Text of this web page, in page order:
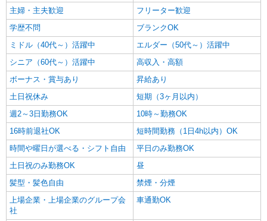
愛知県岡崎市大西2-16-1
詳細を見る
パート
ツクイ岡崎むつな（デイサービス）
デイサービス 調理スタッフ（ミールケアクル
時給1,140円〜1,477円 ★土日祝日は時給100円
アップ！ ※給与幅は資格・経験等による
愛知県岡崎市六名3-2-7
キープ
アルバイト パート
すき家 248号岡崎岩津店
主婦・主夫歓迎
フリーター歓迎
学歴不問
ブランクOK
ミドル（40代～）活躍中
エルダー（50代～）活躍中
シニア（60代～）活躍中
高収入・高額
ボーナス・賞与あり
昇給あり
土日祝休み
短期（3ヶ月以内）
週2～3日勤務OK
10時～勤務OK
16時前退社OK
短時間勤務（1日4h以内）OK
時間や曜日が選べる・シフト自由
平日のみ勤務OK
土日祝のみ勤務OK
昼
髪型・髪色自由
禁煙・分煙
上場企業・上場企業のグループ会
社
車通勤OK